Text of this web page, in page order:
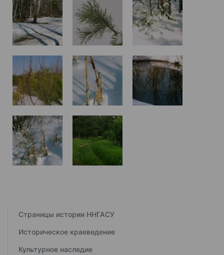
Страницы истории ННГАСУ
Историческое краеведение
Культурное наследие